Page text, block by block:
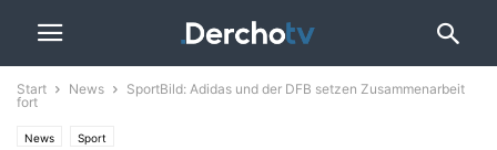
Start News
SportBild: Adidas und der DFB setzen Zusammenarbeit
fort
News Sport